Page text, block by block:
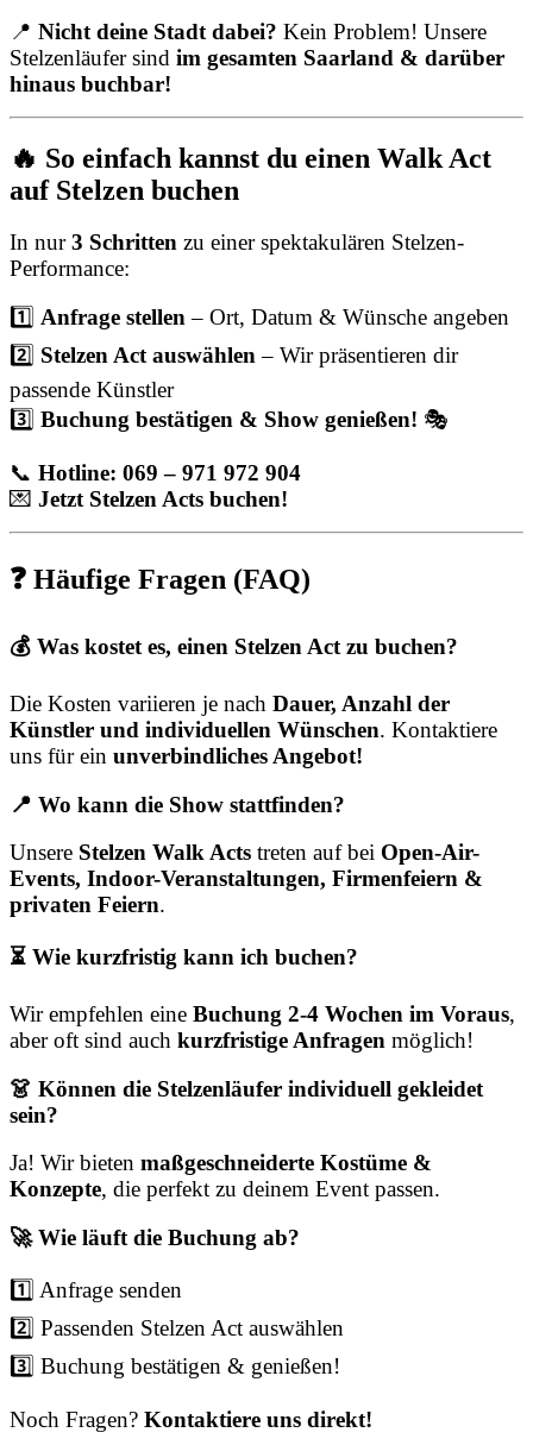
📍 Nicht deine Stadt dabei? Kein Problem! Unsere
Stelzenläufer sind im gesamten Saarland & darüber
hinaus buchbar!
🔥 So einfach kannst du einen Walk Act
auf Stelzen buchen
In nur3 Schritten zu einer spektakulären Stelzen-
Performance:
1️⃣ Anfrage stellen– Ort, Datum & Wünsche angeben
2️⃣ Stelzen Act auswählen– Wir präsentieren dir
passende Künstler
3️⃣ Buchung bestätigen & Show genießen! 🎭
📞 Hotline: 069 – 971 972 904
💌 Jetzt Stelzen Acts buchen!
❓ Häufige Fragen (FAQ)
💰 Was kostet es, einen Stelzen Act zu buchen?
Die Kosten variieren je nach Dauer, Anzahl der
Künstler und individuellen Wünschen. Kontaktiere
uns für ein unverbindliches Angebot!
📍 Wo kann die Show stattfinden?
Unsere Stelzen Walk Acts treten auf bei Open-Air-
Events, Indoor-Veranstaltungen, Firmenfeiern &
privaten Feiern.
⏳ Wie kurzfristig kann ich buchen?
Wir empfehlen eine Buchung 2-4 Wochen im Voraus,
aber oft sind auch kurzfristige Anfragen möglich!
👗 Können die Stelzenläufer individuell gekleidet
sein?
Ja! Wir bieten maßgeschneiderte Kostüme &
Konzepte, die perfekt zu deinem Event passen.
🚀 Wie läuft die Buchung ab?
1️⃣ Anfrage senden
2️⃣ Passenden Stelzen Act auswählen
3️⃣ Buchung bestätigen & genießen!
Noch Fragen? Kontaktiere uns direkt!